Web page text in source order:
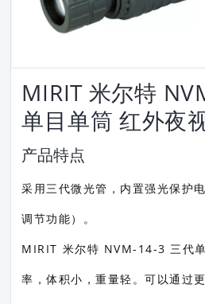
MIRIT 米尔特
单目单筒 红外夜
产品特点
采用三代微光管，内置强光保护
调节功能）。
MIRIT 米尔特 NVM-14-3 三代
率，体积小，重量轻。可以通过